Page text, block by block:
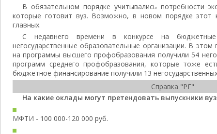
В обязательном порядке учитывались потребности
которые готовит вуз. Возможно, в новом порядке этот
главных.
С недавнего времени в конкурсе на
негосударственные образовательные организации. В
на программы высшего профобразования получили 54
программ среднего профобразования, которые тоже
бюджетное финансирование получили 13
Справка "РГ"
На какие оклады могут претендовать выпускники
МФТИ - 100 000-120 000 руб.